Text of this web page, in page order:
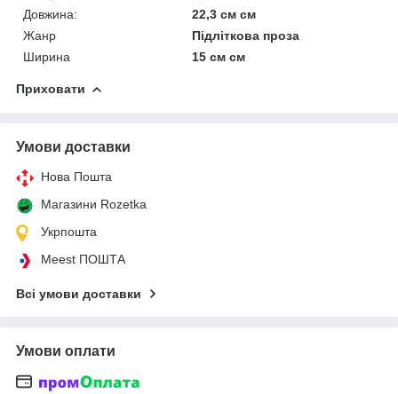
Довжина:
22,3 см см
Жанр
Підліткова проза
Ширина
15 см см
Приховати
Умови доставки
Нова Пошта
Магазини Rozetka
Укрпошта
Meest ПОШТА
Всі умови доставки
Умови оплати